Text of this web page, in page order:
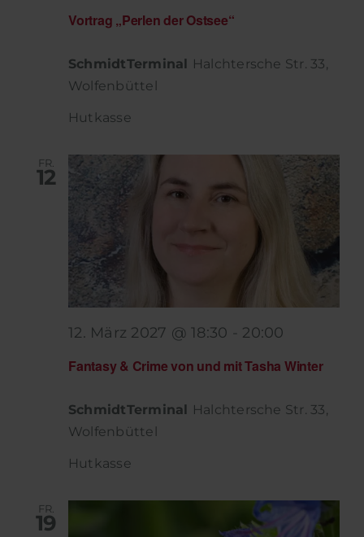
Vortrag „Perlen der Ostsee“
SchmidtTerminal
Halchtersche Str. 33,
Wolfenbüttel
Hutkasse
FR.
12
Fantasy & Crime von und mit Tasha Winter
12. März 2027 @ 18:30 - 20:00
SchmidtTerminal Halchtersche Str. 33,
Wolfenbüttel
Hutkasse
FR.
19